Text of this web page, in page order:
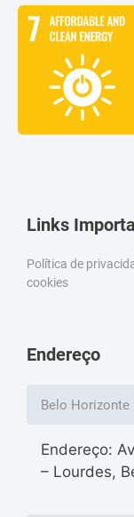
Links
Política de
cookies
Endereço
Belo Horizonte
Endereço:
– Lourdes,